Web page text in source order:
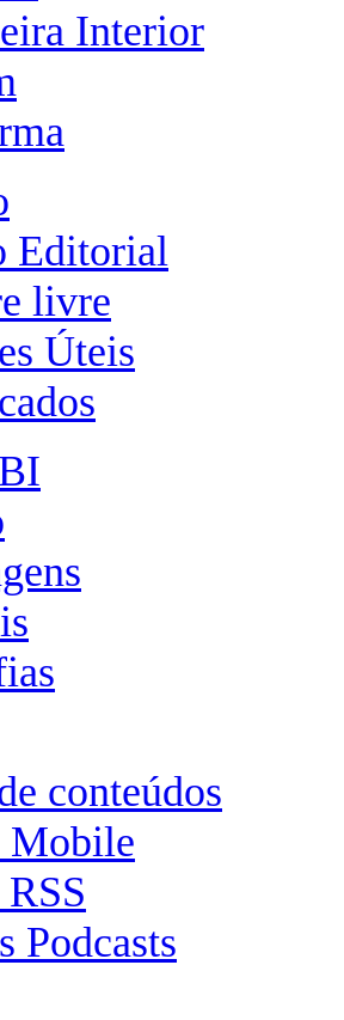
Interior
Editorial
livre
Úteis
conteúdos
Mobile
Podcasts